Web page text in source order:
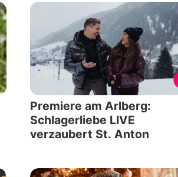
Premiere am Arlberg:
Schlagerliebe LIVE
verzaubert St. Anton